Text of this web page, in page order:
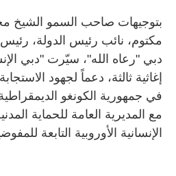
بتوجيهات صاحب السمو الشيخ
مكتوم، نائب رئيس الدولة،
دبي "رعاه الله"، سيّرت "دبي
إغاثية ثالثة، دعماً لجهود
في جمهورية الكونغو
مع المديرية العامة للحماية
الإنسانية الأوروبية التابعة